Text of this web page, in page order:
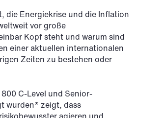
die Energiekrise und die Inflation
vor große
Kopf steht und warum sind
einer aktuellen internationalen
Zeiten zu bestehen oder
C-Level und Senior-
wurden* zeigt, dass